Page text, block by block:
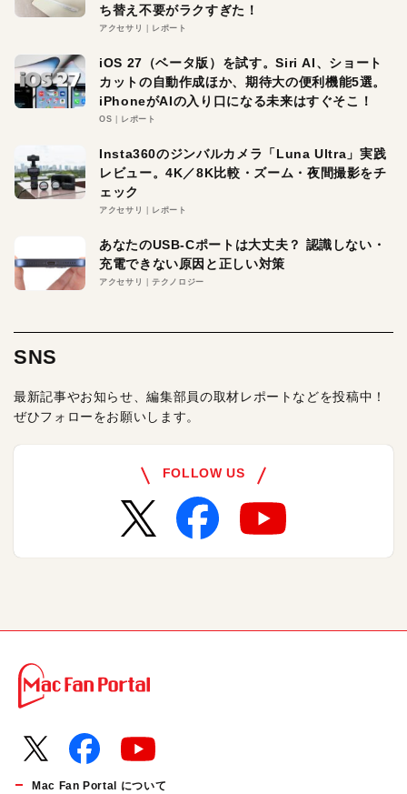
ち替え不要がラクすぎた！
アクセサリ レポート
iOS 27（ベータ版）を試す。Siri AI、ショート
カットの自動作成ほか、期待大の便利機能5選。
iPhoneがAIの入り口になる未来はすぐそこ！
OS レポート
Insta360のジンバルカメラ「Luna Ultra」実践
レビュー。4K／8K比較・ズーム・夜間撮影をチ
ェック
アクセサリ レポート
あなたのUSB-Cポートは大丈夫？ 認識しない・
充電できない原因と正しい対策
アクセサリ テクノロジー
SNS
最新記事やお知らせ、編集部員の取材レポートなどを投稿中！
ぜひフォローをお願いします。
FOLLOW US
Mac Fan Portal について